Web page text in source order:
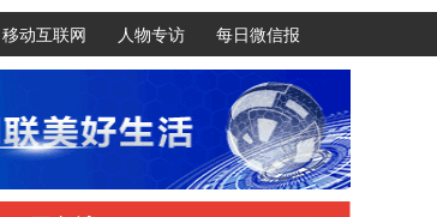
移动互联网 人物专访 每日微信报